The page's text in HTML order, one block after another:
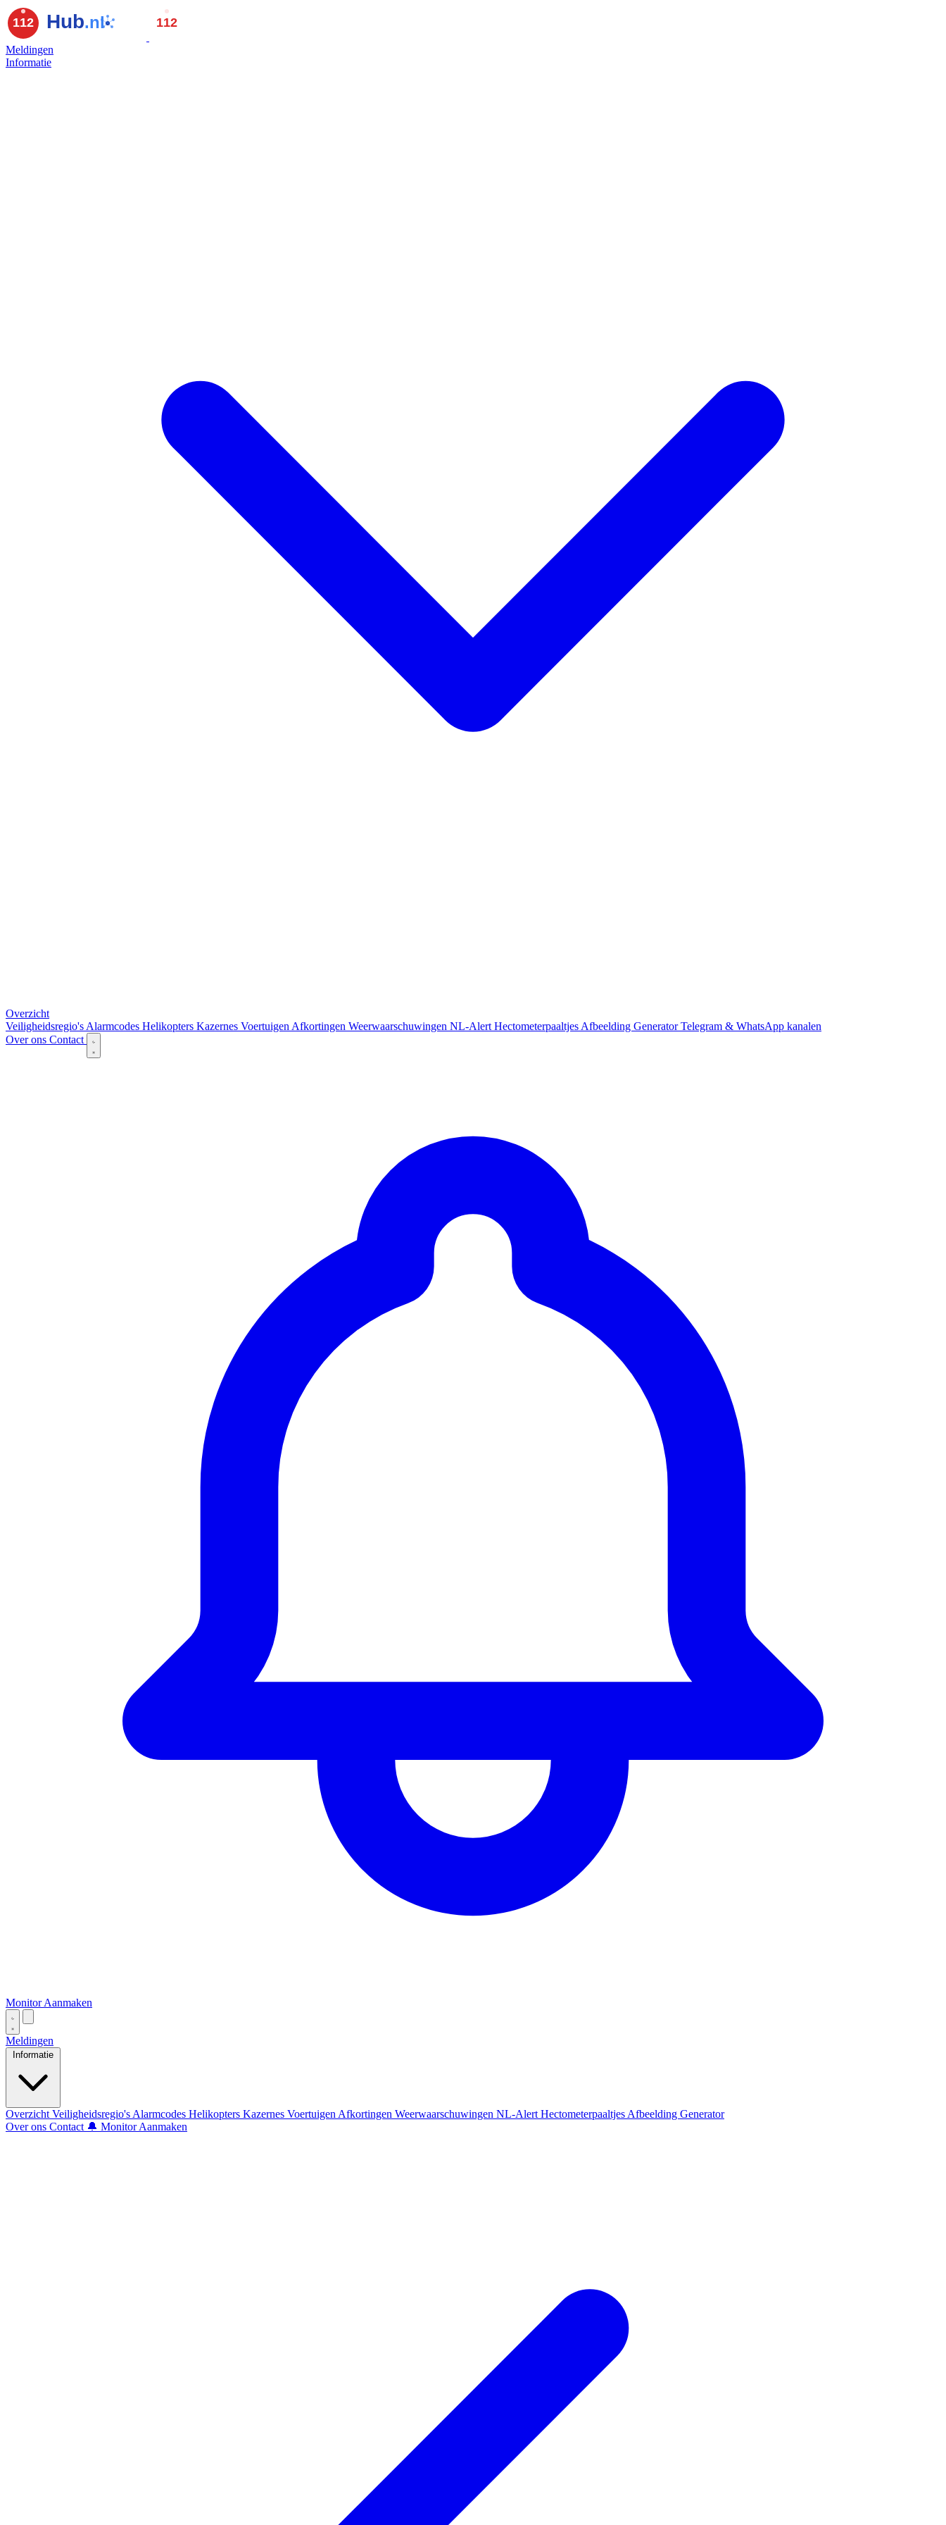
Meldingen
Informatie
Overzicht
Veiligheidsregio's Alarmcodes Helikopters Kazernes Voertuigen Afkortingen Weerwaarschuwingen NL-Alert Hectometerpaaltjes Afbeelding GeneratorTelegram & WhatsApp kanalen
Over ons Contact
Monitor Aanmaken
Meldingen
Informatie
Overzicht Veiligheidsregio's Alarmcodes Helikopters Kazernes Voertuigen Afkortingen Weerwaarschuwingen NL-Alert Hectometerpaaltjes Afbeelding Generator
Over ons Contact 🔔 Monitor Aanmaken